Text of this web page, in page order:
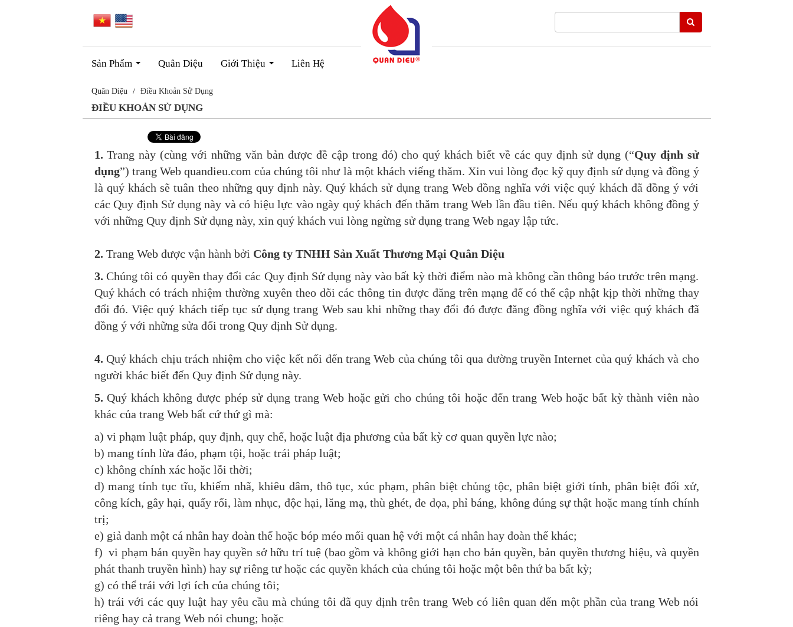
Sản Phẩm Quân Diệu Giới Thiệu Liên Hệ
Quân Diệu Điều Khoản Sử Dụng
ĐIỀU KHOẢN SỬ DỤNG
1. Trang này (cùng với những văn bản được đề cập trong đó) cho quý khách biết về các quy định sử dụng (“Quy định sử
dụng”) trang Web quandieu.com của chúng tôi như là một khách viếng thăm. Xin vui lòng đọc kỹ quy định sử dụng và đồng ý
là quý khách sẽ tuân theo những quy định này. Quý khách sử dụng trang Web đồng nghĩa với việc quý khách đã đồng ý với
các Quy định Sử dụng này và có hiệu lực vào ngày quý khách đến thăm trang Web lần đầu tiên. Nếu quý khách không đồng ý
với những Quy định Sử dụng này, xin quý khách vui lòng ngừng sử dụng trang Web ngay lập tức.
2. Trang Web được vận hành bởi Công ty TNHH Sản Xuất Thương Mại Quân Diệu
3. Chúng tôi có quyền thay đổi các Quy định Sử dụng này vào bất kỳ thời điểm nào mà không cần thông báo trước trên mạng.
Quý khách có trách nhiệm thường xuyên theo dõi các thông tin được đăng trên mạng để có thể cập nhật kịp thời những thay
đổi đó. Việc quý khách tiếp tục sử dụng trang Web sau khi những thay đổi đó được đăng đồng nghĩa với việc quý khách đã
đồng ý với những sửa đổi trong Quy định Sử dụng.
4. Quý khách chịu trách nhiệm cho việc kết nối đến trang Web của chúng tôi qua đường truyền Internet của quý khách và cho
người khác biết đến Quy định Sử dụng này.
5. Quý khách không được phép sử dụng trang Web hoặc gửi cho chúng tôi hoặc đến trang Web hoặc bất kỳ thành viên nào
khác của trang Web bất cứ thứ gì mà:
a) vi phạm luật pháp, quy định, quy chế, hoặc luật địa phương của bất kỳ cơ quan quyền lực nào;
b) mang tính lừa đảo, phạm tội, hoặc trái pháp luật;
c) không chính xác hoặc lỗi thời;
d) mang tính tục tĩu, khiếm nhã, khiêu dâm, thô tục, xúc phạm, phân biệt chủng tộc, phân biệt giới tính, phân biệt đối xử,
công kích, gây hại, quấy rối, làm nhục, độc hại, lăng mạ, thù ghét, đe dọa, phỉ báng, không đúng sự thật hoặc mang tính chính
trị;
e) giả danh một cá nhân hay đoàn thể hoặc bóp méo mối quan hệ với một cá nhân hay đoàn thể khác;
f) vi phạm bản quyền hay quyền sở hữu trí tuệ (bao gồm và không giới hạn cho bản quyền, bản quyền thương hiệu, và quyền
phát thanh truyền hình) hay sự riêng tư hoặc các quyền khách của chúng tôi hoặc một bên thứ ba bất kỳ;
g) có thể trái với lợi ích của chúng tôi;
h) trái với các quy luật hay yêu cầu mà chúng tôi đã quy định trên trang Web có liên quan đến một phần của trang Web nói
riêng hay cả trang Web nói chung; hoặc